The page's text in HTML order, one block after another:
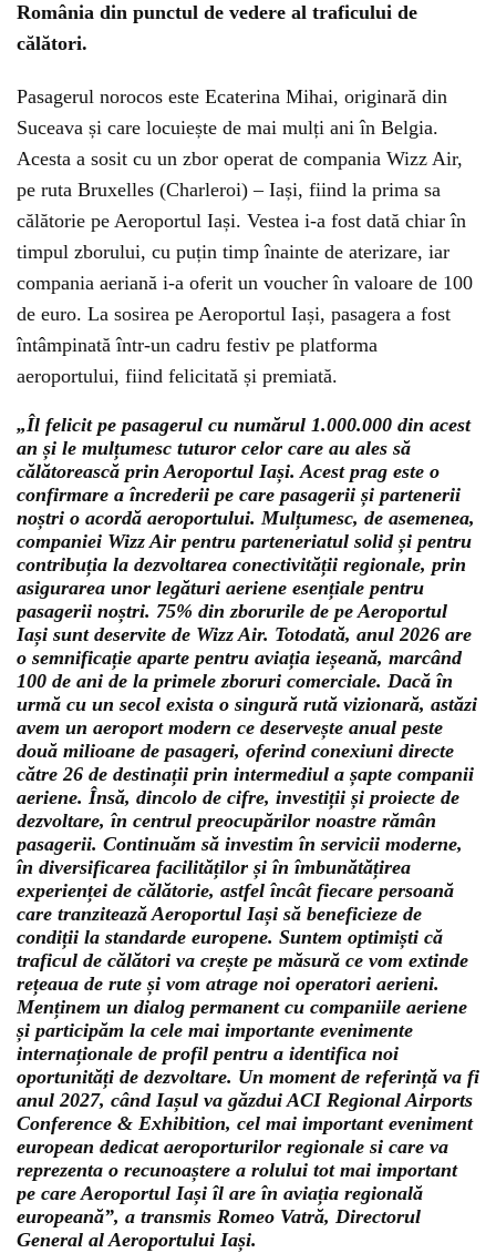
România din punctul de vedere al traficului de
călători.
Pasagerul norocos este Ecaterina Mihai, originară din
Suceava și care locuiește de mai mulți ani în Belgia.
Acesta a sosit cu un zbor operat de compania Wizz Air,
pe ruta Bruxelles (Charleroi) – Iași, fiind la prima sa
călătorie pe Aeroportul Iași. Vestea i-a fost dată chiar în
timpul zborului, cu puțin timp înainte de aterizare, iar
compania aeriană i-a oferit un voucher în valoare de 100
de euro. La sosirea pe Aeroportul Iași, pasagera a fost
întâmpinată într-un cadru festiv pe platforma
aeroportului, fiind felicitată și premiată.
„Îl felicit pe pasagerul cu numărul 1.000.000 din acest
an și le mulțumesc tuturor celor care au ales să
călătorească prin Aeroportul Iași. Acest prag este o
confirmare a încrederii pe care pasagerii și partenerii
noștri o acordă aeroportului. Mulțumesc, de asemenea,
companiei Wizz Air pentru parteneriatul solid și pentru
contribuția la dezvoltarea conectivității regionale, prin
asigurarea unor legături aeriene esențiale pentru
pasagerii noștri. 75% din zborurile de pe Aeroportul
Iași sunt deservite de Wizz Air. Totodată, anul 2026 are
o semnificație aparte pentru aviația ieșeană, marcând
100 de ani de la primele zboruri comerciale. Dacă în
urmă cu un secol exista o singură rută vizionară, astăzi
avem un aeroport modern ce deservește anual peste
două milioane de pasageri, oferind conexiuni directe
către 26 de destinații prin intermediul a șapte companii
aeriene. Însă, dincolo de cifre, investiții și proiecte de
dezvoltare, în centrul preocupărilor noastre rămân
pasagerii. Continuăm să investim în servicii moderne,
în diversificarea facilităților și în îmbunătățirea
experienței de călătorie, astfel încât fiecare persoană
care tranzitează Aeroportul Iași să beneficieze de
condiții la standarde europene. Suntem optimiști că
traficul de călători va crește pe măsură ce vom extinde
rețeaua de rute și vom atrage noi operatori aerieni.
Menținem un dialog permanent cu companiile aeriene
și participăm la cele mai importante evenimente
internaționale de profil pentru a identifica noi
oportunități de dezvoltare. Un moment de referință va fi
anul 2027, când Iașul va găzdui ACI Regional Airports
Conference & Exhibition, cel mai important eveniment
european dedicat aeroporturilor regionale si care va
reprezenta o recunoaștere a rolului tot mai important
pe care Aeroportul Iași îl are în aviația regională
europeană”, a transmis Romeo Vatră, Directorul
General al Aeroportului Iași.